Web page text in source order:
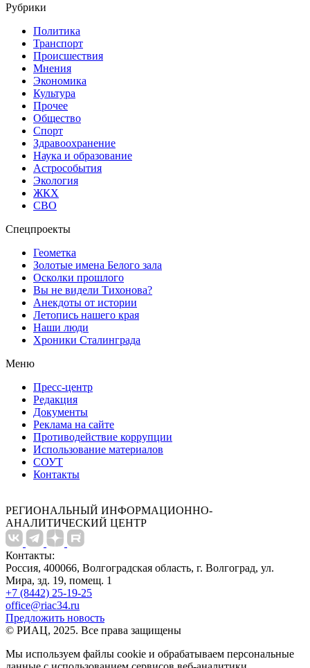
Рубрики
Политика
Транспорт
Происшествия
Мнения
Экономика
Культура
Прочее
Общество
Спорт
Здравоохранение
Наука и образование
Астрособытия
Экология
ЖКХ
СВО
Спецпроекты
Геометка
Золотые имена Белого зала
Осколки прошлого
Вы не видели Тихонова?
Анекдоты от истории
Летопись нашего края
Наши люди
Хроники Сталинграда
Меню
Пресс-центр
Редакция
Документы
Реклама на сайте
Противодействие коррупции
Использование материалов
СОУТ
Контакты
РЕГИОНАЛЬНЫЙ ИНФОРМАЦИОННО-
АНАЛИТИЧЕСКИЙ ЦЕНТР
Контакты:
Россия, 400066, Волгоградская область, г. Волгоград, ул.
Мира, зд. 19, помещ. 1
+7 (8442) 25-19-25
office@riac34.ru
Предложить новость
© РИАЦ, 2025. Все права защищены
Мы используем файлы сookie и обрабатываем персональные